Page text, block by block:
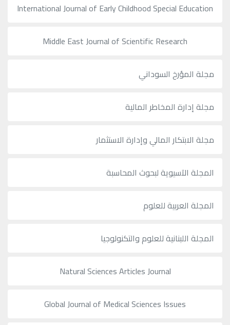
International Journal of Early Childhood Special Education
Middle East Journal of Scientific Research
مجلة المؤرخ السوداني
مجلة إدارة المخاطر المالية
مجلة الابتكار المالي وإدارة الاستثمار
المجلة الآسيوية لبحوث المحاسبة
المجلة العربية للعلوم
المجلة اللبنانية للعلوم والتكنولوجيا
Natural Sciences Articles Journal
Global Journal of Medical Sciences Issues